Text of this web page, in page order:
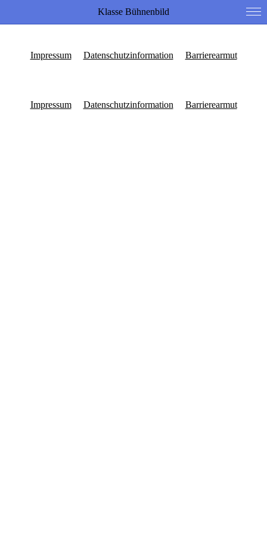
Klasse Bühnenbild
Impressum Datenschutzinformation Barrierearmut
Impressum Datenschutzinformation Barrierearmut